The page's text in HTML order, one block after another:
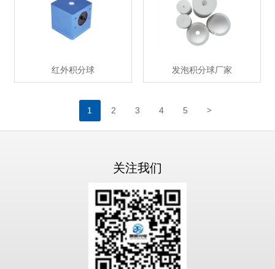
红外积分球 发泡积分球厂家
1 2 3 4 5 >
关注我们